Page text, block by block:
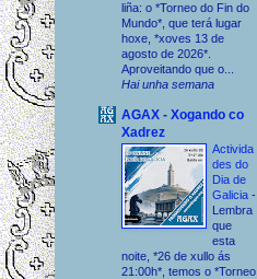
liña: o *Torneo do Fin do
Mundo*, que terá lugar
hoxe, *xoves 13 de
agosto de 2026*.
Aproveitando que o...
Hai unha semana
AGAX - Xogando co
Xadrez
Activida
des do
Dia de
Galicia -
Lembra
que
esta
noite, *26 de xullo ás
21:00h*, temos o *Torneo